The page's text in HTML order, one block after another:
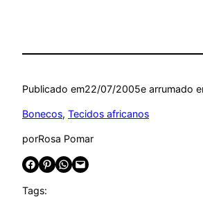
Publicado em22/07/2005e arrumado
Bonecos, Tecidos africanos
porRosa Pomar
Share on Facebook Share on Pinterest Share on WhatsApp Email this Page
Tags: